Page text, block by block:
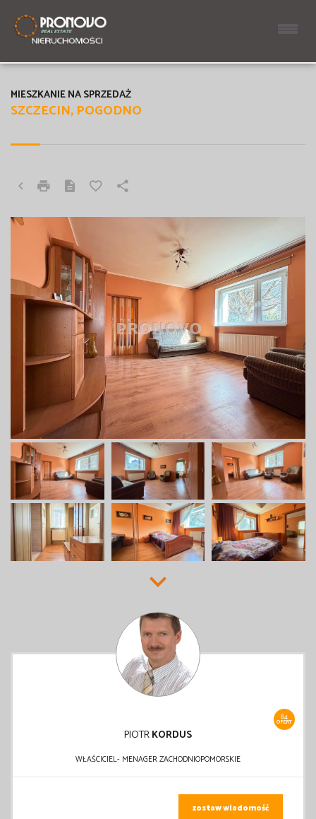
SZCZECIN, POGODNO
MIESZKANIE NA SPRZEDAŻ
84
OFERT
PIOTRKORDUS
WŁAŚCICIEL- MENAGER ZACHODNIOPOMORSKIE
zostaw wiadomość